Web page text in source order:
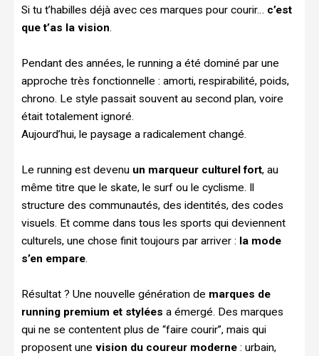
Si tu t’habilles déjà avec ces marques pour courir… c’est
que t’as la vision.
Pendant des années, le running a été dominé par une
approche très fonctionnelle : amorti, respirabilité, poids,
chrono. Le style passait souvent au second plan, voire
était totalement ignoré.
Aujourd’hui, le paysage a radicalement changé.
Le running est devenu un marqueur culturel fort, au
même titre que le skate, le surf ou le cyclisme. Il
structure des communautés, des identités, des codes
visuels. Et comme dans tous les sports qui deviennent
culturels, une chose finit toujours par arriver : la mode
s’en empare.
Résultat ? Une nouvelle génération de marques de
running premium et stylées a émergé. Des marques
qui ne se contentent plus de “faire courir”, mais qui
proposent une vision du coureur moderne : urbain,